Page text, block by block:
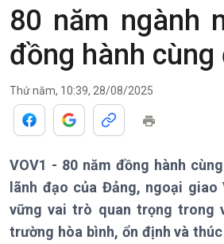
Giới thiệu
Thời
Thời
Thời
Thời
Bản
80 năm ngành
đồng hành
Thứ năm, 10:39, 28/08/2025
VOV1 - 80 năm đồng hành
lãnh đạo của Đảng, ngoại
vững vai trò quan trọng trong
trường hòa bình, ổn định và